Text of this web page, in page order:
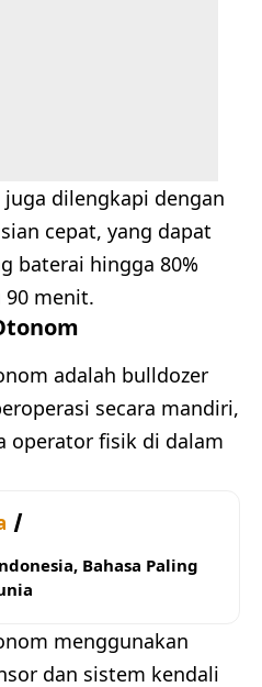
juga dilengkapi dengan
cepat, yang dapat
baterai hingga 80%
menit.
adalah bulldozer
secara mandiri,
operator fisik di dalam
Bahasa Paling
menggunakan
dan sistem kendali